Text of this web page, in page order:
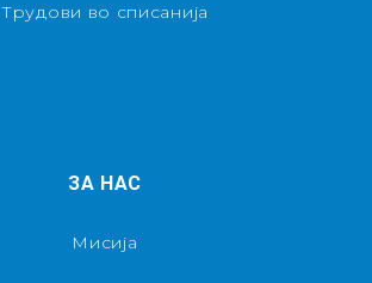
Трудови во списанија
ЗА НАС
Мисија